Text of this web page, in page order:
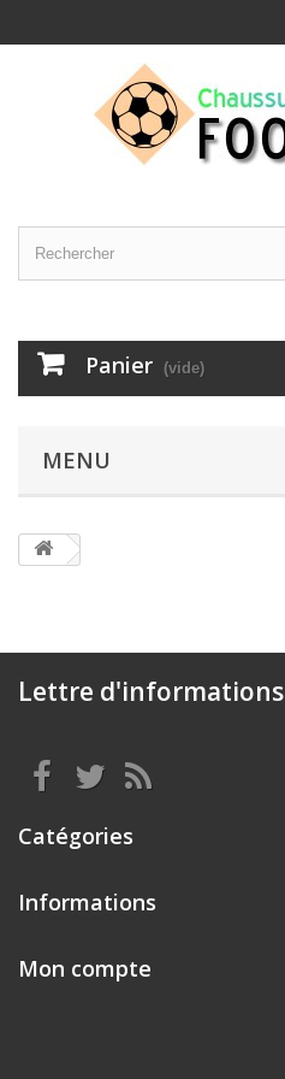
Panier (vide)
MENU
Lettre d'informations
Catégories
Informations
Mon compte